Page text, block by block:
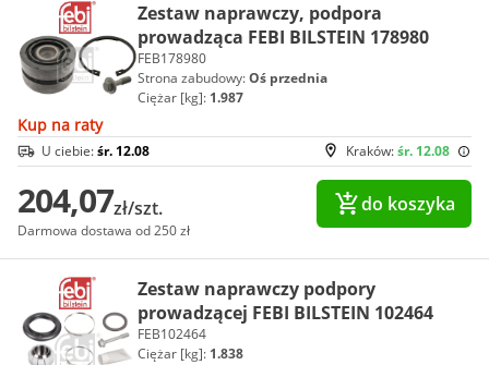
Zestaw naprawczy, podpora
prowadząca FEBI BILSTEIN 178980
FEB178980
Strona zabudowy:Oś przednia
Ciężar [kg]: 1.987
Kup na raty
Kraków:śr. 12.08
U ciebie:śr. 12.08
204,07zł/szt.
Darmowa dostawa od 250 zł
do koszyka
Zestaw naprawczy podpory
prowadzącej FEBI BILSTEIN 102464
FEB102464
Ciężar [kg]: 1.838